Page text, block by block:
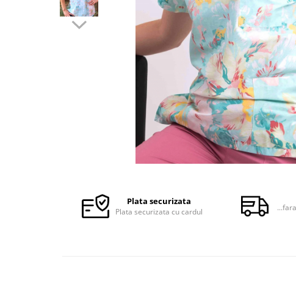
Halate medicale cu fermoar
Halate medicale polar - unisex
Facebook
Plata securizata
Plata securizata cu cardul